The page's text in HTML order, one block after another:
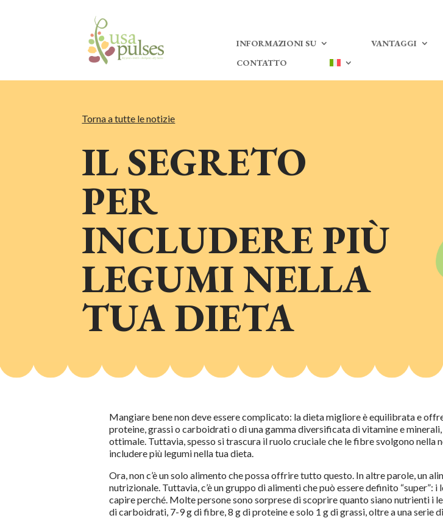
INFORMAZIONI SU VANTAGGI
CONTATTO
Torna a tutte le notizie
IL SEGRETO
PER
INCLUDERE PIÙ
LEGUMI NELLA
TUA DIETA
Mangiare bene non deve essere complicato: la dieta migliore è equilibrata e
proteine, grassi o carboidrati o di una gamma diversificata di vitamine e
ottimale. Tuttavia, spesso si trascura il ruolo cruciale che le fibre svolgono nella
includere più legumi nella tua dieta.
Ora, non c’è un solo alimento che possa offrire tutto questo. In altre parole, un
nutrizionale. Tuttavia, c’è un gruppo di alimenti che può essere definito
capire perché. Molte persone sono sorprese di scoprire quanto siano nutrienti i
di carboidrati, 7-9 g di fibre, 8 g di proteine e solo 1 g di grassi, oltre a una serie